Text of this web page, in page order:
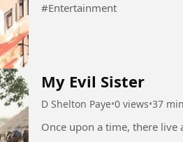
#Entertainment
My Evil Sister
D Shelton Paye•0 views•37
Once upon a time, there live